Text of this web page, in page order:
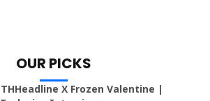
OUR PICKS
THHeadline X Frozen Valentine |